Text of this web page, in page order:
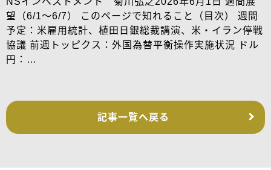
望（6/1～6/7） このページで知れること（目次） 週間
予定：米雇用統計、植田日銀総裁講演、米・イラン停戦
協議 前週トッピクス：外国為替平衡操作実施状況 ドル
円：…
記事一覧へ戻る